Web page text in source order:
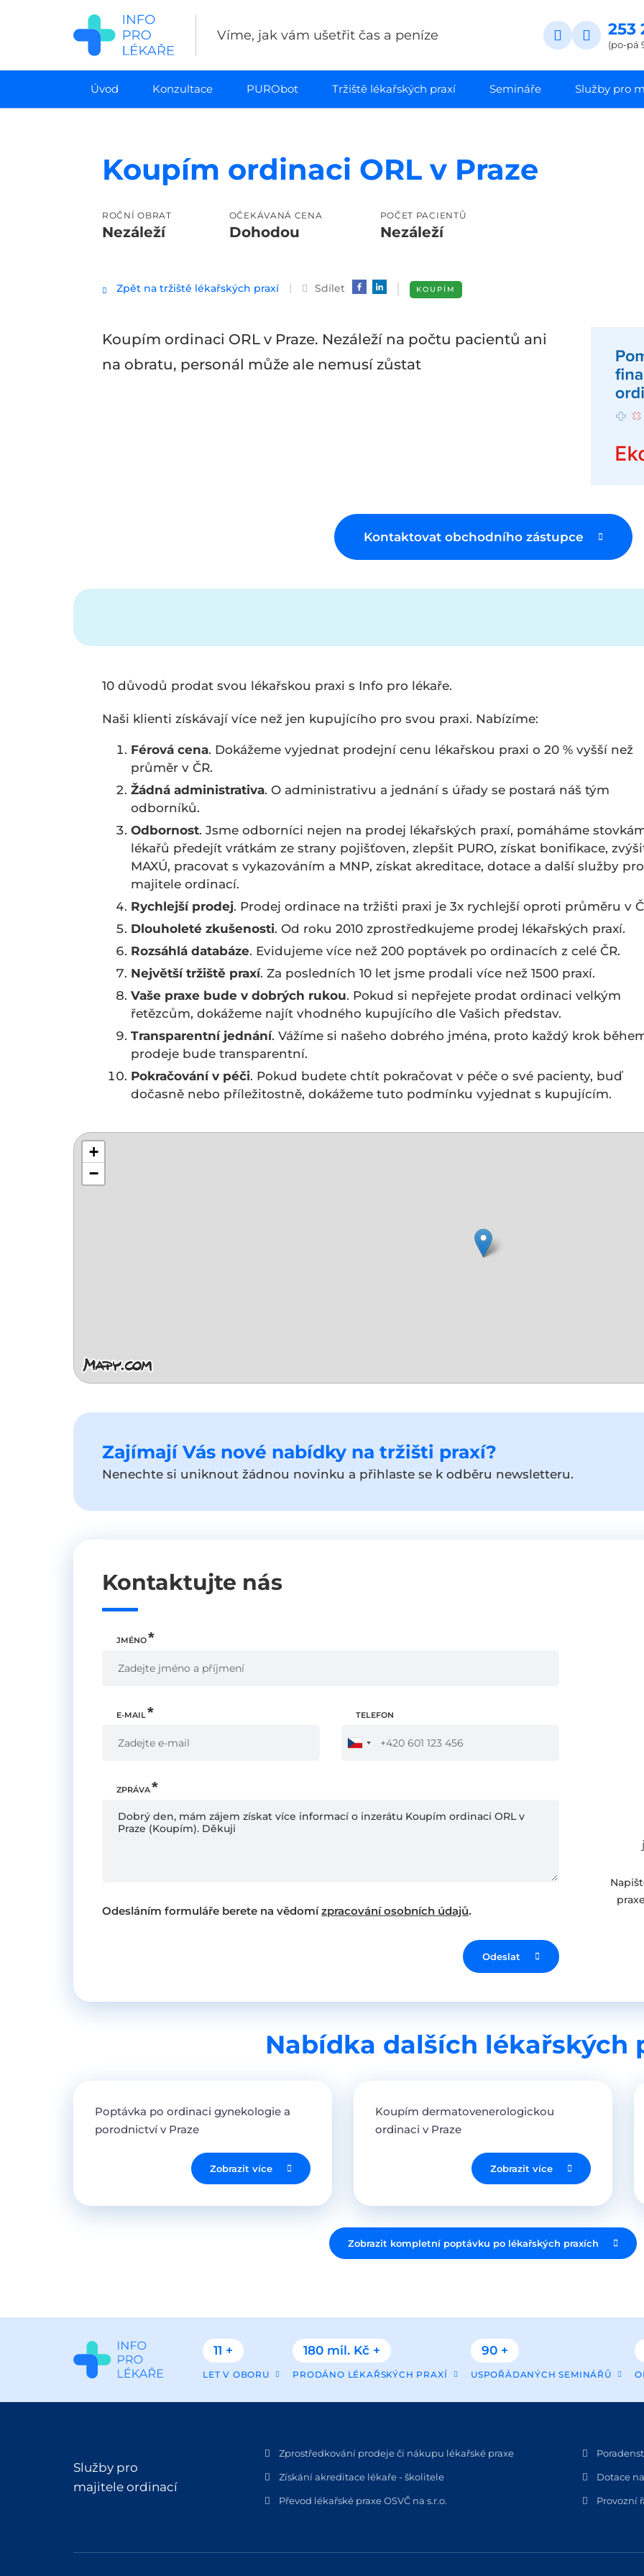
Víme, jak vám ušetřit čas a peníze 253
(po-pá
Úvod Konzultace PURObot Tržiště lékařských praxí Semináře Služby pro
Koupím ordinaci ORL v Praze
ROČNÍ OBRAT
Nezáleží
OČEKÁVANÁ CENA
Dohodou
POČET PACIENTŮ
Nezáleží
Zpět na tržiště lékařských praxí Sdílet KOUPÍM
Koupím ordinaci ORL v Praze. Nezáleží na počtu pacientů ani
na obratu, personál může ale nemusí zůstat
Kontaktovat obchodního zástupce
10 důvodů prodat svou lékařskou praxi s Info pro lékaře.
Naši klienti získávají více než jen kupujícího pro svou praxi. Nabízíme:
Férová cena. Dokážeme vyjednat prodejní cenu lékařskou praxi o 20 % vyšší než
průměr v ČR.
Žádná administrativa. O administrativu a jednání s úřady se postará náš tým
odborníků.
Odbornost. Jsme odborníci nejen na prodej lékařských praxí, pomáháme
lékařů předejít vrátkám ze strany pojišťoven, zlepšit PURO, získat bonifikace,
MAXÚ, pracovat s vykazováním a MNP, získat akreditace, dotace a další služby pro
majitele ordinací.
Rychlejší prodej. Prodej ordinace na tržišti praxi je 3x rychlejší oproti průměru v
Dlouholeté zkušenosti. Od roku 2010 zprostředkujeme prodej lékařských praxí.
Rozsáhlá databáze. Evidujeme více než 200 poptávek po ordinacích z celé ČR.
Největší tržiště praxí. Za posledních 10 let jsme prodali více než 1500 praxí.
Vaše praxe bude v dobrých rukou. Pokud si nepřejete prodat ordinaci velkým
řetězcům, dokážeme najít vhodného kupujícího dle Vašich představ.
Transparentní jednání. Vážíme si našeho dobrého jména, proto každý krok
prodeje bude transparentní.
Pokračování v péči. Pokud budete chtít pokračovat v péče o své pacienty, buď
dočasně nebo příležitostně, dokážeme tuto podmínku vyjednat s kupujícím.
+
−
Zajímají Vás nové nabídky na tržišti praxí?
Nenechte si uniknout žádnou novinku a přihlaste se k odběru newsletteru.
Kontaktujte nás
JMÉNO
E-MAIL TELEFON
ZPRÁVA
Odesláním formuláře berete na vědomízpracování osobních údajů.
Odeslat
Nabídka dalších lékařských
Poptávka po ordinaci gynekologie a
porodnictví v Praze
Zobrazit více
Koupím dermatovenerologickou
ordinaci v Praze
Zobrazit více
Zobrazit kompletní poptávku po lékařských praxích
11 +
LET V OBORU
180 mil. Kč +
PRODÁNO LÉKAŘSKÝCH PRAXÍ
90 +
USPOŘÁDANÝCH SEMINÁŘŮ
Služby pro
majitele ordinací
Zprostředkování prodeje či nákupu lékařské praxe
Získání akreditace lékaře - školitele Dotace
Převod lékařské praxe OSVČ na s.r.o. Provozní